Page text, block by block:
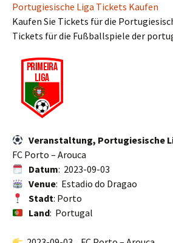
Portugiesische Liga Tickets Kaufen
Kaufen Sie Tickets für die
Tickets für die Fußballspiele der
Veranstaltung, Portugiesische
FC Porto – Arouca
Datum: 2023-09-03
Venue: Estadio do Dragao
Stadt: Porto
Land: Portugal